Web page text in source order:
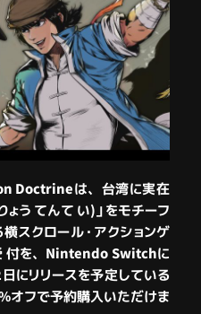
Doctrineは、台湾に実在
う てんて い)」をモチーフ
スクロール・アクションゲ
付を、Nintendo Switchに
にリリースを予定している
オフで予約購入いただけま